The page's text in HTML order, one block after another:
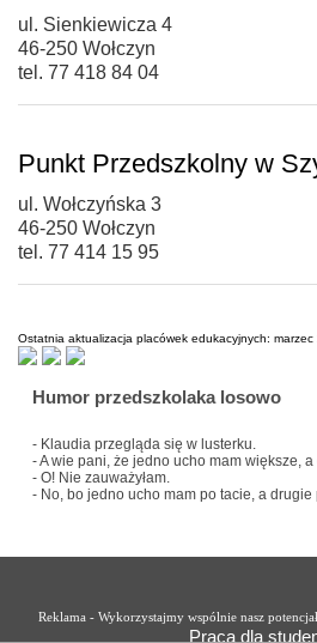
Humor przedszkolaka losowo
- Klaudia przegląda się w lusterku.
- A wie pani, że jedno ucho mam większe,
- O! Nie zauważyłam.
- No, bo jedno ucho mam po tacie, a drugie
ul. Sienkiewicza 4
46-250 Wołczyn
tel. 77 418 84 04
Punkt Przedszkolny w
ul. Wołczyńska 3
46-250 Wołczyn
tel. 77 414 15 95
Ostatnia aktualizacja placówek edukacyjnych: marzec
Reklama - Wykorzystajmy wspólnie nasz
Praca dla